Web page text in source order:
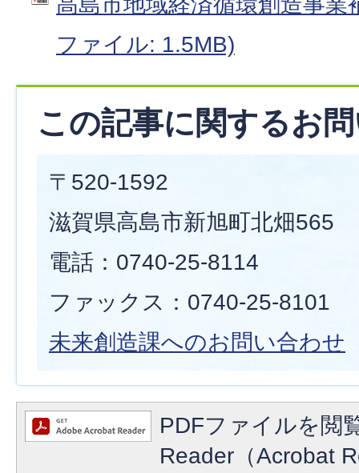
ファイル: 1.5MB)
この記事に関するお
〒520-1592
滋賀県高島市新旭町北畑565
電話：0740-25-8114
ファックス：0740-25-8101
未来創造課へのお問い合わせ
PDFファイルを閲
Reader（Acrobat